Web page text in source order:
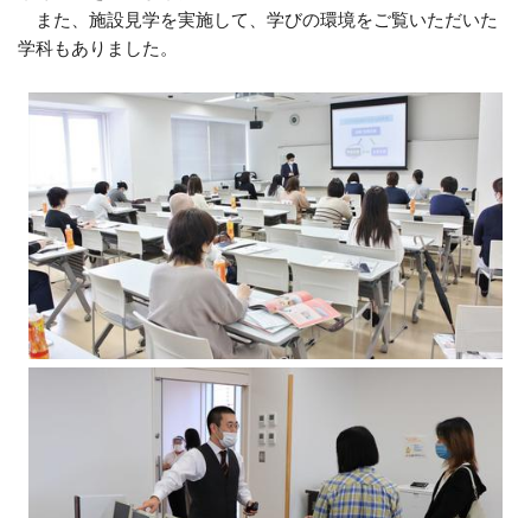
また、施設見学を実施して、学びの環境をご覧いただいた
学科もありました。